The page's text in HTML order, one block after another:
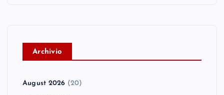
Archivio
August 2026 (20)